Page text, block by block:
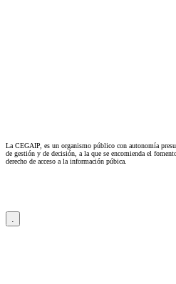
La CEGAIP, es un organismo público con autonomía
de gestión y de decisión, a la que se encomienda el
derecho de acceso a la información púbica.